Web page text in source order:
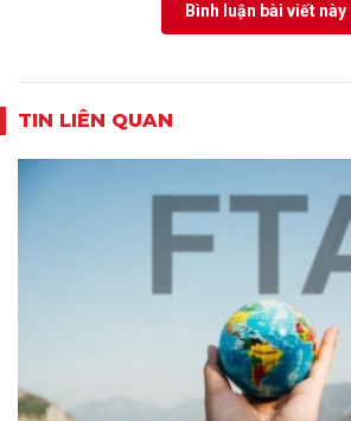
Bình luận bài viết này
TIN LIÊN QUAN